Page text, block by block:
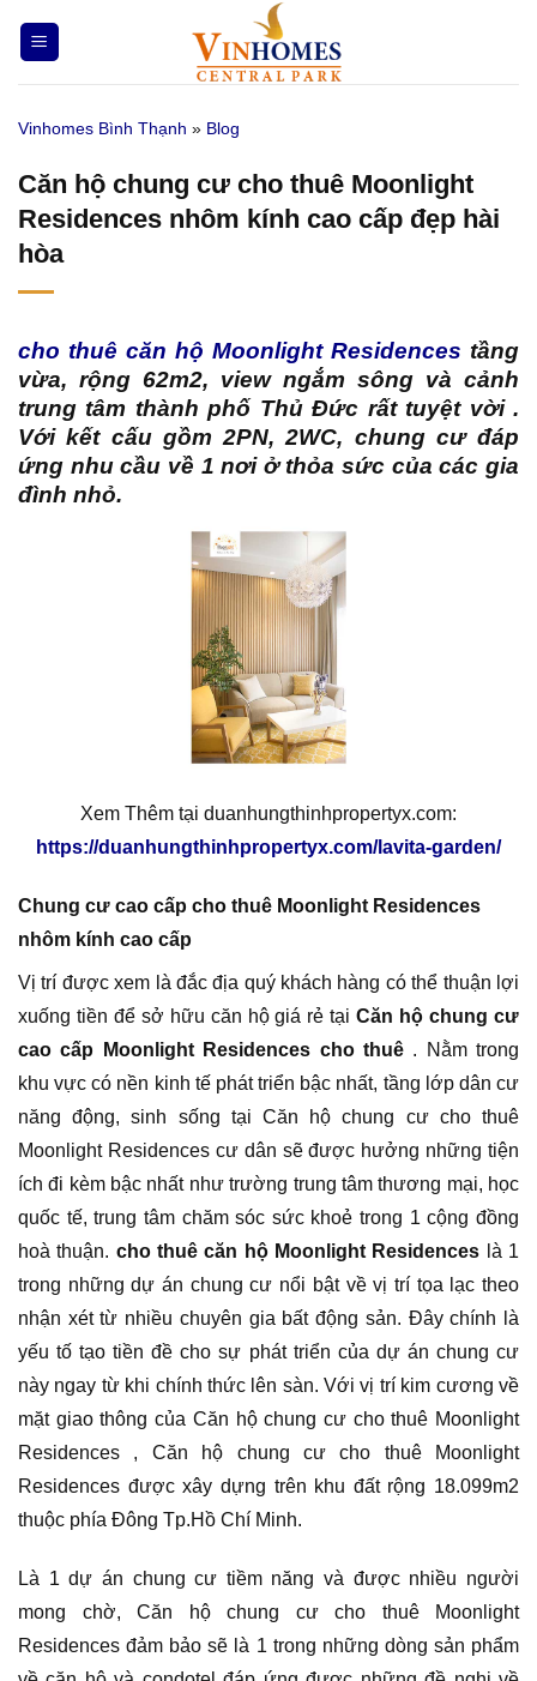
qua
nội
Vinhomes Bình Thạnh » Blog
Căn hộ chung cư cho thuê Moonlight
Residences nhôm kính cao cấp đẹp hài
hòa
cho thuê căn hộ Moonlight Residences tầng
vừa, rộng 62m2, view ngắm sông và cảnh
trung tâm thành phố Thủ Đức rất tuyệt vời .
Với kết cấu gồm 2PN, 2WC, chung cư đáp
ứng nhu cầu về 1 nơi ở thỏa sức của các gia
đình nhỏ.
Xem Thêm tại duanhungthinhpropertyx.com:
https://duanhungthinhpropertyx.com/lavita-garden/
Chung cư cao cấp cho thuê Moonlight Residences
nhôm kính cao cấp
Vị trí được xem là đắc địa quý khách hàng có thể thuận lợi
xuống tiền để sở hữu căn hộ giá rẻ tạiCăn hộ chung cư
cao cấp Moonlight Residences cho thuê. Nằm trong
khu vực có nền kinh tế phát triển bậc nhất, tầng lớp dân cư
năng động, sinh sống tại Căn hộ chung cư cho thuê
Moonlight Residences cư dân sẽ được hưởng những tiện
ích đi kèm bậc nhất như trường trung tâm thương mại, học
quốc tế, trung tâm chăm sóc sức khoẻ trong 1 cộng đồng
hoà thuận. cho thuê căn hộ Moonlight Residences là 1
trong những dự án chung cư nổi bật về vị trí tọa lạc theo
nhận xét từ nhiều chuyên gia bất động sản. Đây chính là
yếu tố tạo tiền đề cho sự phát triển của dự án chung cư
này ngay từ khi chính thức lên sàn. Với vị trí kim cương về
mặt giao thông của Căn hộ chung cư cho thuê Moonlight
Residences , Căn hộ chung cư cho thuê Moonlight
Residences được xây dựng trên khu đất rộng 18.099m2
thuộc phía Đông Tp.Hồ Chí Minh.
Là 1 dự án chung cư tiềm năng và được nhiều người
mong chờ, Căn hộ chung cư cho thuê Moonlight
Residences đảm bảo sẽ là 1 trong những dòng sản phẩm